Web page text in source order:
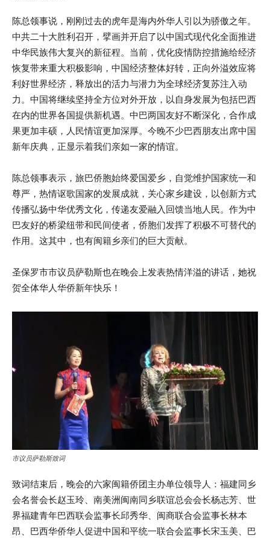
陈总领事说，刚刚过去的虎年是海内外华人引以为骄傲之年。
中共二十大胜利召开，擘画并开启了以中国式现代化全面推进
中华民族伟大复兴的新征程。当前，优化疫情防控措施给经济
恢复带来重大积极影响，中国经济整体好转，正向外溢效应将
利好世界经济，释放出的活力与潜力为全球经济复苏注入动
力。中国将继续坚持全方位对外开放，以自身发展为包括巴西
在内的世界各国提供新机遇。中巴两国友好不断深化，合作成
果更加丰硕，人民情谊更加深厚。今晚不少巴西朋友出席中国
新年庆典，正显示着我们亲如一家的情谊。
陈总领事表示，旅巴侨胞始终爱国爱乡，自觉维护国家统一和
尊严，热情讴歌国家的发展成就，关心家乡建设，以创新方式
传播弘扬中华优秀文化，传递友爱融入回馈当地人民。作为中
巴友好的桥梁纽带和民间使者，侨胞们发挥了积极不可替代的
作用。这其中，也有闽籍乡亲们的巨大贡献。
圣保罗市市议员萨勒斯也在晚会上发表热情洋溢的讲话，她祝
贺全体华人华侨新年快乐！
市议员萨勒斯致词
致词结束后，晚会的六家闽籍侨团主办单位领导人：福建同乡
会名誉会长赵玉玲、南美洲闽南同乡联谊总会会长杨志芳、世
界福建青年巴西联会监事长邱秀华、闽商联合会监事长林本
昂、巴西华侨华人促进中国和平统一联合会监事长宋玉美、巴